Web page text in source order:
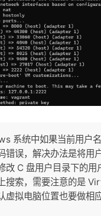
系统中如果当前用户
错误，解决办法是将用
改 C 盘用户目录下的用
搜索，需要注意的是
虚拟电脑位置也要做相